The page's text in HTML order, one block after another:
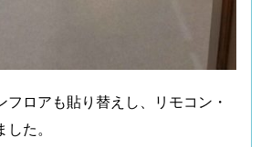
フロアも貼り替えし、リモコン・
た。